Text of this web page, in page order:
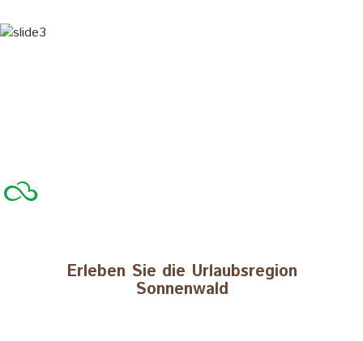
Erleben Sie die Urlaubsregion
Sonnenwald